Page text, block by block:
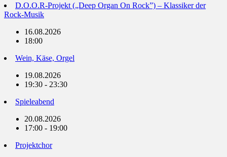
D.O.O.R-Projekt („Deep Organ On Rock”) – Klassiker der
Rock-Musik
16.08.2026
18:00
Wein, Käse, Orgel
19.08.2026
19:30 - 23:30
Spieleabend
20.08.2026
17:00 - 19:00
Projektchor